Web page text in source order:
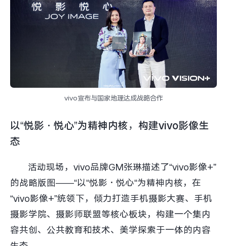
vivo宣布与国家地理达成战略合作
以“悦影·悦心”为精神内核，构建vivo影像生
态
活动现场，vivo品牌GM张琳描述了“vivo影像+”
的战略版图——“以“悦影·悦心“为精神内核，在
“vivo影像+”统领下，倾力打造手机摄影大赛、手机
摄影学院、摄影师联盟等核心板块，构建一个集内
容共创、公共教育和技术、美学探索于一体的内容